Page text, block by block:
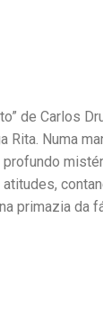
de Carlos
Numa
primazia da